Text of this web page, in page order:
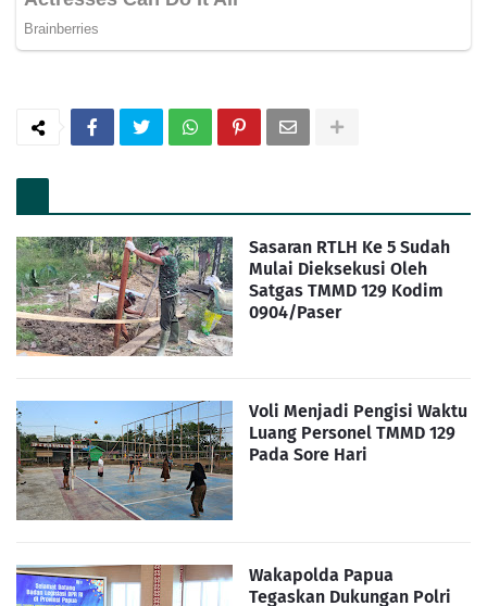
Sasaran RTLH Ke 5 Sudah
Mulai Dieksekusi Oleh
Satgas TMMD 129 Kodim
0904/Paser
Voli Menjadi Pengisi Waktu
Luang Personel TMMD 129
Pada Sore Hari
Wakapolda Papua
Tegaskan Dukungan Polri